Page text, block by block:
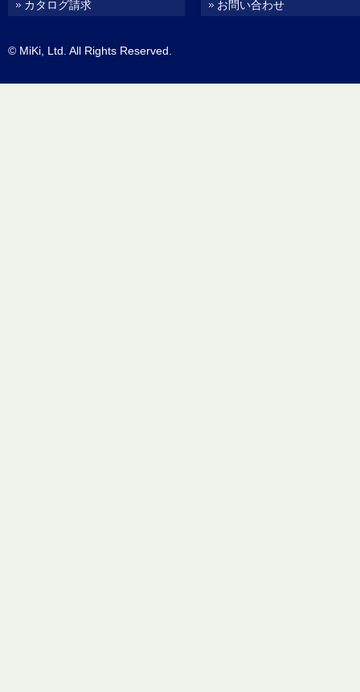
カタログ請求 お問い合わせ
© MiKi, Ltd. All Rights Reserved.